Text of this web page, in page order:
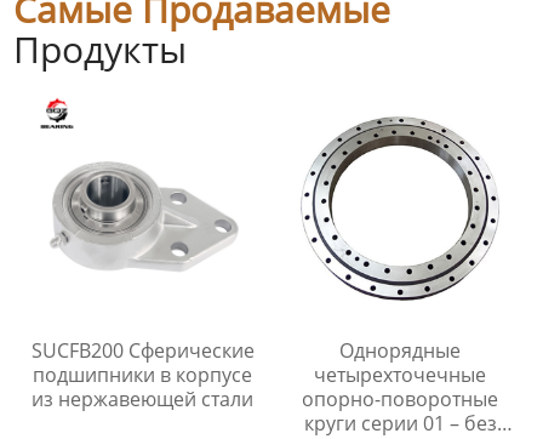
Продукты
SUCFB200 Сферические
подшипники в корпусе
из нержавеющей стали
Однорядные
четырехточечные
опорно-поворотные
круги серии 01 – без